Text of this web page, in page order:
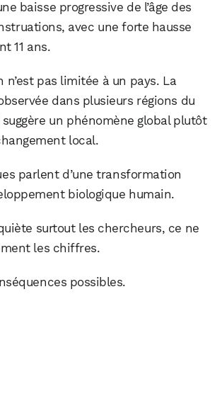
baisse progressive de l’âge des
avec une forte hausse
11 ans.
n’est pas limitée à un pays. La
dans plusieurs régions du
un phénomène global plutôt
local.
parlent d’une transformation
biologique humain.
surtout les chercheurs, ce ne
les chiffres.
possibles.